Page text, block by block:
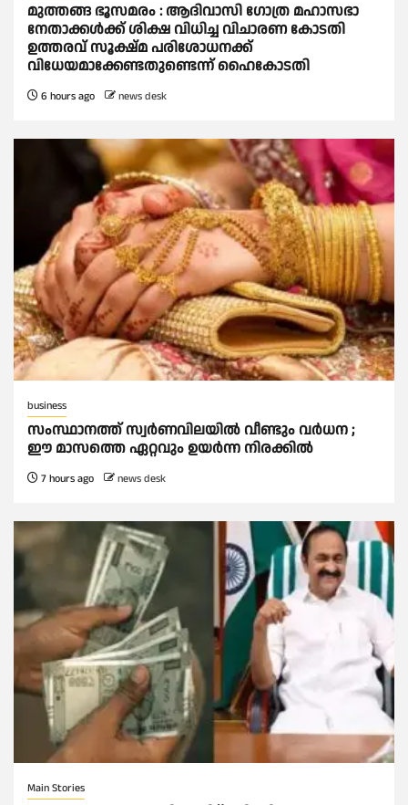
മുത്തങ്ങ ഭൂസമരം : ആദിവാസി ഗോത്ര മഹാസഭാ
നേതാക്കള്‍ക്ക് ശിക്ഷ വിധിച്ച വിചാരണ കോടതി
ഉത്തരവ് സൂക്ഷ്മ പരിശോധനക്ക്
വിധേയമാക്കേണ്ടതുണ്ടെന്ന് ഹൈകോടതി
6 hours ago news desk
business
സംസ്ഥാനത്ത് സ്വര്‍ണവിലയില്‍ വീണ്ടും വര്‍ധന ;
ഈ മാസത്തെ ഏറ്റവും ഉയര്‍ന്ന നിരക്കില്‍
7 hours ago news desk
Main Stories